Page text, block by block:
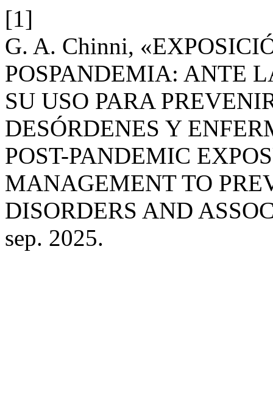
[1]
G. A. Chinni,
POSPANDEMIA: ANTE
SU USO PARA
DESÓRDENES Y
POST-PANDEMIC
MANAGEMENT TO
DISORDERS AND
sep. 2025.